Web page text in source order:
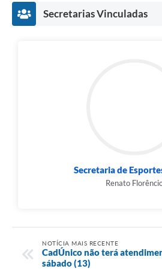
Secretarias Vinculadas
Secretaria de
Renato
NOTÍCIA MAIS RECENTE
CadÚnico não terá
sábado (13)